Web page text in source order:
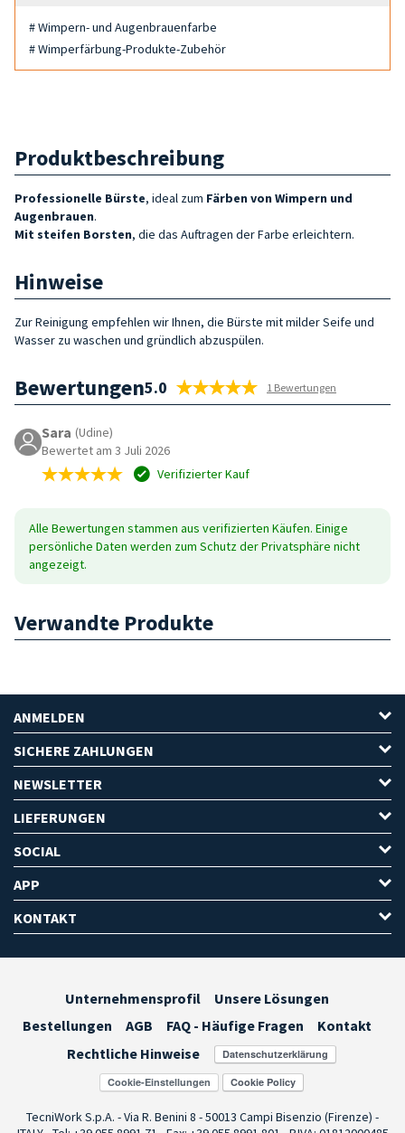
# Wimpern- und Augenbrauenfarbe
# Wimperfärbung-Produkte-Zubehör
Produktbeschreibung
Professionelle Bürste, ideal zum Färben von Wimpern und
Augenbrauen.
Mit steifen Borsten, die das Auftragen der Farbe erleichtern.
Hinweise
Zur Reinigung empfehlen wir Ihnen, die Bürste mit milder Seife und
Wasser zu waschen und gründlich abzuspülen.
Bewertungen5.0 1 Bewertungen
Sara (Udine)
Bewertet am 3 Juli 2026
Verifizierter Kauf
Alle Bewertungen stammen aus verifizierten Käufen. Einige
persönliche Daten werden zum Schutz der Privatsphäre nicht
angezeigt.
Verwandte Produkte
ANMELDEN
SICHERE ZAHLUNGEN
NEWSLETTER
LIEFERUNGEN
SOCIAL
APP
KONTAKT
Unternehmensprofil
Unsere Lösungen
Bestellungen
AGB FAQ - Häufige Fragen
Kontakt
Rechtliche Hinweise
Cookie-Einstellungen
TecniWork S.p.A. - Via R. Benini 8 - 50013 Campi Bisenzio (Firenze) -